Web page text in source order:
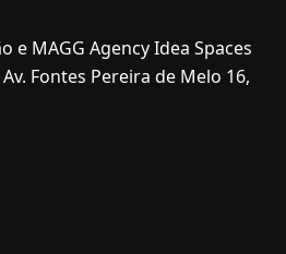
e MAGG Agency Idea Spaces
Fontes Pereira de Melo 16,